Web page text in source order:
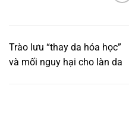
Trào lưu “thay da hóa học”
và mối nguy hại cho làn da